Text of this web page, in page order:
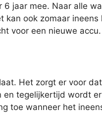
jaar mee. Naar alle
kan ook zomaar ineens
voor een nieuwe accu.
Het zorgt er voor
en tegelijkertijd wordt
toe wanneer het